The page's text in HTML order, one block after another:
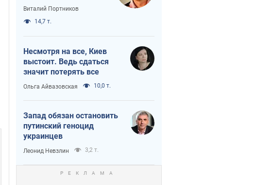
Виталий Портников
14,7 т.
Несмотря на все, Киев
выстоит. Ведь сдаться
значит потерять все
Ольга Айвазовская 10,0 т.
Запад обязан остановить
путинский геноцид
украинцев
Леонид Невзлин 3,2 т.